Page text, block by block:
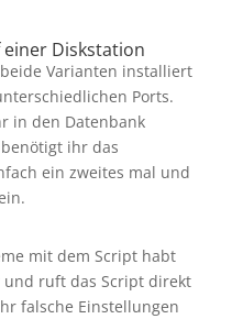
einer Diskstation
Varianten installiert
Ports.
in den Datenbank
ihr das
ein zweites mal und
mit dem Script habt
und ruft das Script direkt
falsche Einstellungen